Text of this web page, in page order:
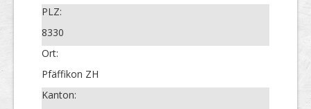
PLZ:
8330
Ort:
Pfäffikon ZH
Kanton: